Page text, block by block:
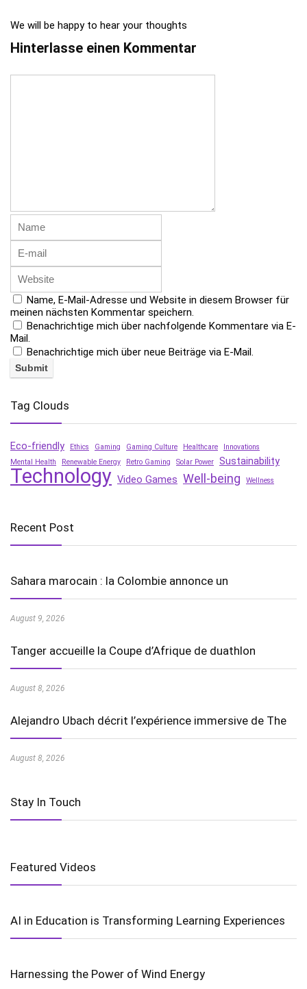
We will be happy to hear your thoughts
Hinterlasse einen Kommentar
Name, E-Mail-Adresse und Website in diesem Browser für
meinen nächsten Kommentar speichern.
Benachrichtige mich über nachfolgende Kommentare via E-
Mail.
Benachrichtige mich über neue Beiträge via E-Mail.
Tag Clouds
Eco-friendly Ethics Gaming Gaming Culture Healthcare
Innovations
Mental Health
Renewable Energy Retro Gaming Solar Power Sustainability
Technology Video Games Well-being Wellness
Recent Post
Sahara marocain : la Colombie annonce un
August 9, 2026
Tanger accueille la Coupe d’Afrique de duathlon
August 8, 2026
Alejandro Ubach décrit l’expérience immersive de The
August 8, 2026
Stay In Touch
Featured Videos
AI in Education is Transforming Learning Experiences
Harnessing the Power of Wind Energy